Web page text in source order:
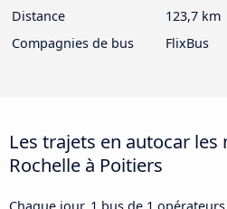
Distance
123,7 km
Compagnies de bus
FlixBus
Les trajets en autocar les
Rochelle à Poitiers